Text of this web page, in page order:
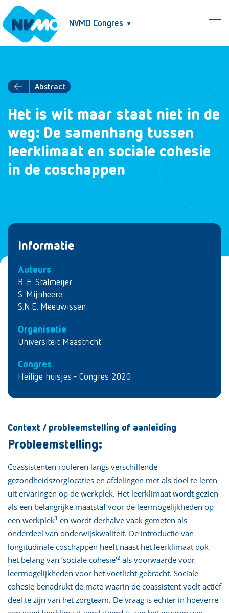
NVMO Congres
Abstract
Het is wit maar staat niet in de
weg: De samenhang tussen
leerklimaat en sociale cohesie
in de coschappen
Informatie
Auteurs
R. E. Stalmeijer
S. Mijnheere
S.N.E. Meeuwissen
Organisatie
Universiteit Maastricht
Congres
Heilige huisjes - Congres 2020
Context / probleemstelling of aanleiding
Probleemstelling:
Coassistenten rouleren langs verschillende
gezondheidszorglocaties en afdelingen met als doel te leren
uit ervaringen op de werkplek. Het leerklimaat wordt gezien
als een belangrijke maatstaf voor de leermogelijkheden op
een werkplek1 en wordt derhalve vaak gemeten als
onderdeel van onderwijskwaliteit. De introductie van
longitudinale coschappen heeft naast het leerklimaat ook
het belang van ‘sociale cohesie’2 als voorwaarde voor
leermogelijkheden voor het voetlicht gebracht. Sociale
cohesie benadrukt de mate waarin de coassistent voelt actief
deel te zijn van het zorgteam. De vraag is echter in hoeverre